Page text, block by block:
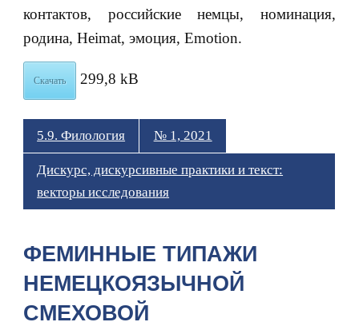
контактов, российские немцы, номинация,
родина, Heimat, эмоция, Emotion.
Скачать 299,8 kB
5.9. Филология № 1, 2021
Дискурс, дискурсивные практики и текст:
векторы исследования
ФЕМИННЫЕ ТИПАЖИ
НЕМЕЦКОЯЗЫЧНОЙ
СМЕХОВОЙ